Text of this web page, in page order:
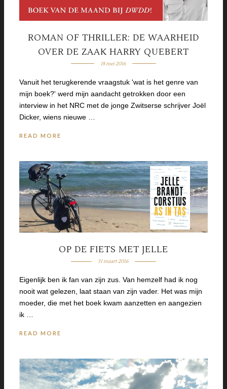
ROMAN OF THRILLER: DE WAARHEID
OVER DE ZAAK HARRY QUEBERT
18 mei 2016
Vanuit het terugkerende vraagstuk 'wat is het genre van
mijn boek?' werd mijn aandacht getrokken door een
interview in het NRC met de jonge Zwitserse schrijver Joël
Dicker, wiens nieuwe …
READ MORE
OP DE FIETS MET JELLE
31 maart 2016
Eigenlijk ben ik fan van zijn zus. Van hemzelf had ik nog
nooit wat gelezen, laat staan van zijn vader. Het was mijn
moeder, die met het boek kwam aanzetten en aangezien
ik …
READ MORE